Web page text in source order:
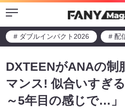
Menu
# ダブルインパクト2026 # 配
DXTEENがANAの制
マンス! 似合いすぎ
～5年目の感じで…」